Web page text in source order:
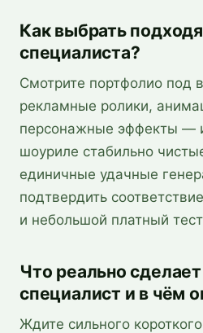
Как выбрать
специалиста?
Смотрите портфолио
рекламные ролики,
персонажные эффекты —
шоуриле стабильно
единичные удачные
подтвердить
и небольшой платный
Что реально
специалист и в чём
Ждите сильного